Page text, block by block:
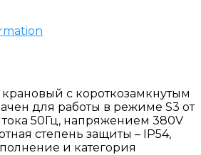
с короткозамкнутым
для работы в режиме S3 от
50Гц, напряжением 380V
степень защиты – IP54,
и категория